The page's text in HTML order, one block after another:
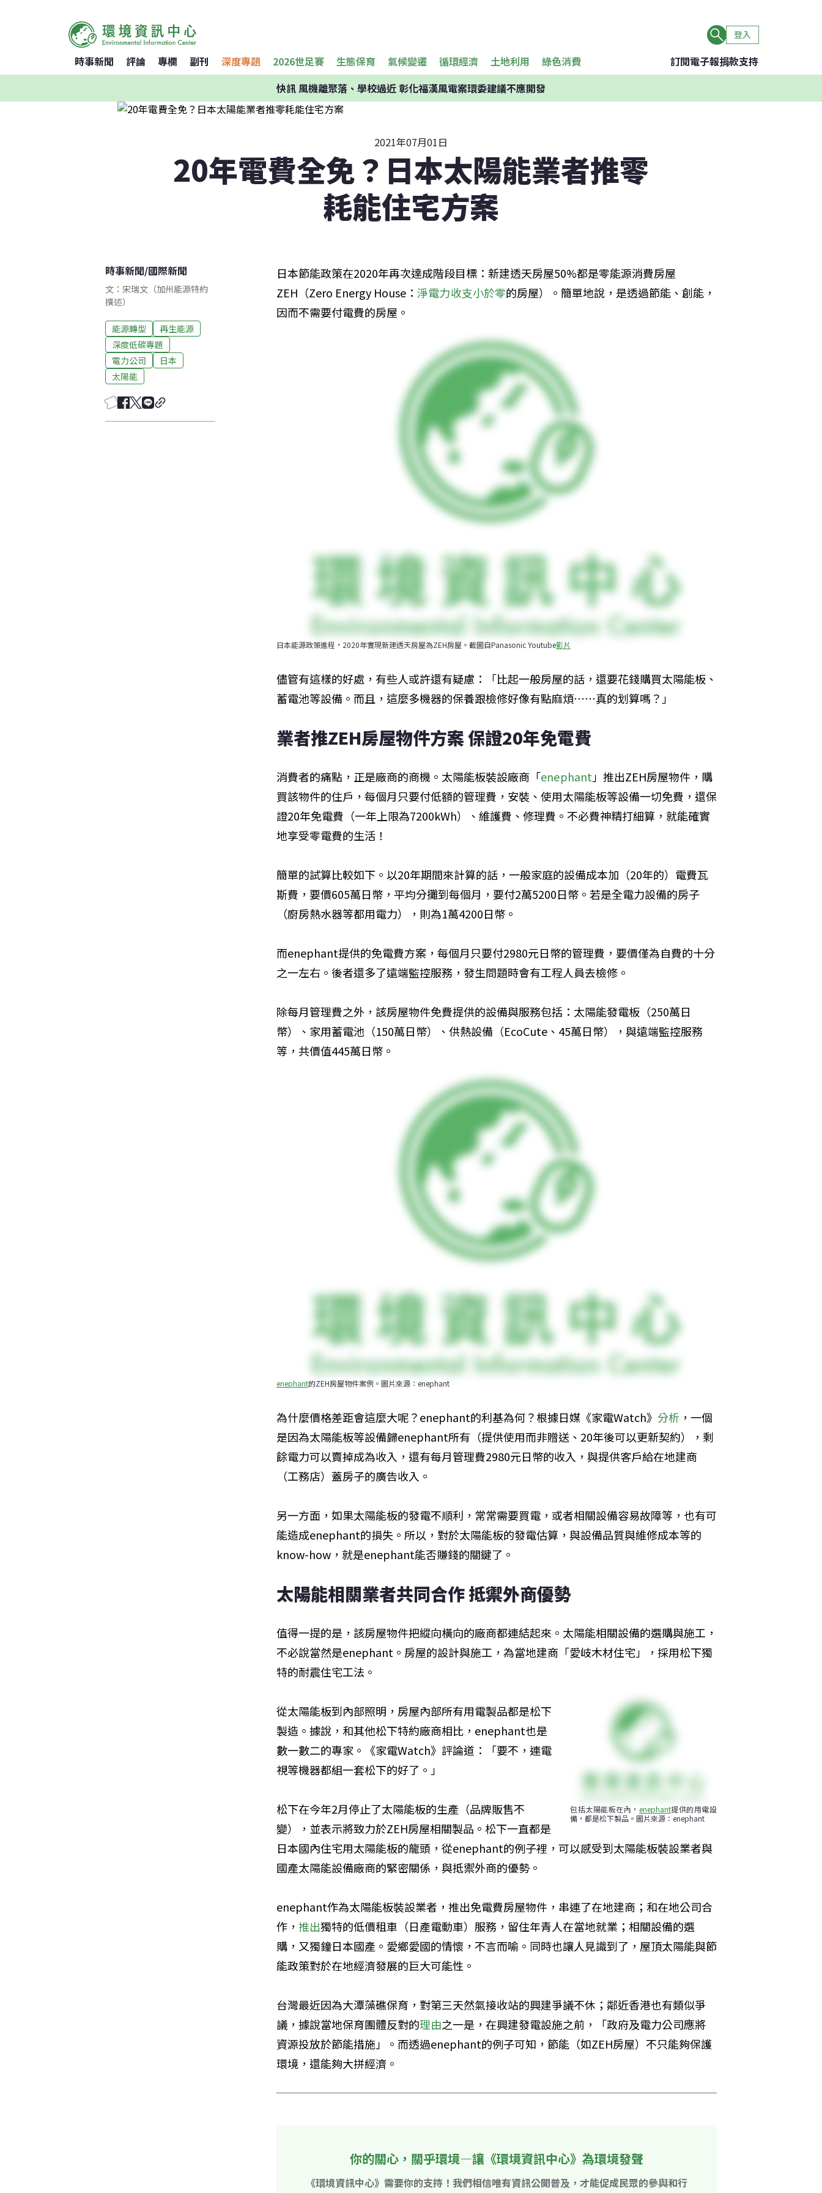
登入
時事新聞 評論 專欄 副刊 深度專題 2026世足賽 生態保育 氣候變遷 循環經濟 土地利用 綠色消費 訂閱電子報捐款支持
快訊風機離聚落、學校過近 彰化福漢風電案環委建議不應開發
2021年07月01日
20年電費全免？日本太陽能業者推零
耗能住宅方案
時事新聞/國際新聞
文：宋瑞文（加州能源特約
撰述）
能源轉型
再生能源
深度低碳專題
電力公司
日本
太陽能
日本節能政策在2020年再次達成階段目標：新建透天房屋50%都是零能源消費房屋
ZEH（Zero Energy House： 淨電力收支小於零的房屋）。簡單地說，是透過節能、創能，
因而不需要付電費的房屋。
日本能源政策進程，2020年實現新建透天房屋為ZEH房屋。截圖自Panasonic Youtube影片
儘管有這樣的好處，有些人或許還有疑慮：「比起一般房屋的話，還要花錢購買太陽能板、
蓄電池等設備。而且，這麼多機器的保養跟檢修好像有點麻煩⋯⋯真的划算嗎？」
業者推ZEH房屋物件方案 保證20年免電費
消費者的痛點，正是廠商的商機。太陽能板裝設廠商「enephant」推出ZEH房屋物件，購
買該物件的住戶，每個月只要付低額的管理費，安裝、使用太陽能板等設備一切免費，還保
證20年免電費（一年上限為7200kWh）、維護費、修理費。不必費神精打細算，就能確實
地享受零電費的生活！
簡單的試算比較如下。以20年期間來計算的話，一般家庭的設備成本加（20年的）電費瓦
斯費，要價605萬日幣，平均分攤到每個月，要付2萬5200日幣。若是全電力設備的房子
（廚房熱水器等都用電力），則為1萬4200日幣。
而enephant提供的免電費方案，每個月只要付2980元日幣的管理費，要價僅為自費的十分
之一左右。後者還多了遠端監控服務，發生問題時會有工程人員去檢修。
除每月管理費之外，該房屋物件免費提供的設備與服務包括：太陽能發電板（250萬日
幣）、家用蓄電池（150萬日幣）、供熱設備（EcoCute、45萬日幣），與遠端監控服務
等，共價值445萬日幣。
enephant的ZEH房屋物件案例。圖片來源：enephant
為什麼價格差距會這麼大呢？enephant的利基為何？根據日媒《家電Watch》 分析 ，一個
是因為太陽能板等設備歸enephant所有（提供使用而非贈送、20年後可以更新契約），剩
餘電力可以賣掉成為收入，還有每月管理費2980元日幣的收入，與提供客戶給在地建商
（工務店）蓋房子的廣告收入。
另一方面，如果太陽能板的發電不順利，常常需要買電，或者相關設備容易故障等，也有可
能造成enephant的損失。所以，對於太陽能板的發電估算，與設備品質與維修成本等的
know-how，就是enephant能否賺錢的關鍵了。
太陽能相關業者共同合作 抵禦外商優勢
值得一提的是，該房屋物件把縱向橫向的廠商都連結起來。太陽能相關設備的選購與施工，
不必說當然是enephant。房屋的設計與施工，為當地建商「愛岐木材住宅」，採用松下獨
特的耐震住宅工法。
包括太陽能板在內， enephant提供的用電設
備，都是松下製品。圖片來源：enephant
從太陽能板到內部照明，房屋內部所有用電製品都是松下
製造。據說，和其他松下特約廠商相比，enephant也是
數一數二的專家。《家電Watch》評論道：「要不，連電
視等機器都組一套松下的好了。」
松下在今年2月停止了太陽能板的生產（品牌販售不
變），並表示將致力於ZEH房屋相關製品。松下一直都是
日本國內住宅用太陽能板的龍頭，從enephant的例子裡，可以感受到太陽能板裝設業者與
國產太陽能設備廠商的緊密關係，與抵禦外商的優勢。
enephant作為太陽能板裝設業者，推出免電費房屋物件，串連了在地建商；和在地公司合
作， 推出獨特的低價租車（日產電動車）服務，留住年青人在當地就業；相關設備的選
購，又獨鐘日本國產。愛鄉愛國的情懷，不言而喻。同時也讓人見識到了，屋頂太陽能與節
能政策對於在地經濟發展的巨大可能性。
台灣最近因為大潭藻礁保育，對第三天然氣接收站的興建爭議不休；鄰近香港也有類似爭
議，據說當地保育團體反對的理由之一是，在興建發電設施之前，「政府及電力公司應將
資源投放於節能措施」。而透過enephant的例子可知，節能（如ZEH房屋）不只能夠保護
環境，還能夠大拼經濟。
你的關心，關乎環境—讓《環境資訊中心》為環境發聲
《環境資訊中心》需要你的支持！我們相信唯有資訊公開普及，才能促成民眾的參與和行